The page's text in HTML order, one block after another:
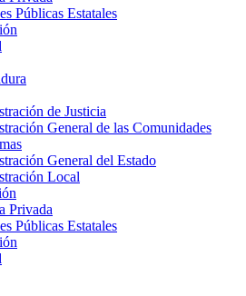
Públicas Estatales
de Justicia
General de las Comunidades
General del Estado
Local
Privada
Públicas Estatales